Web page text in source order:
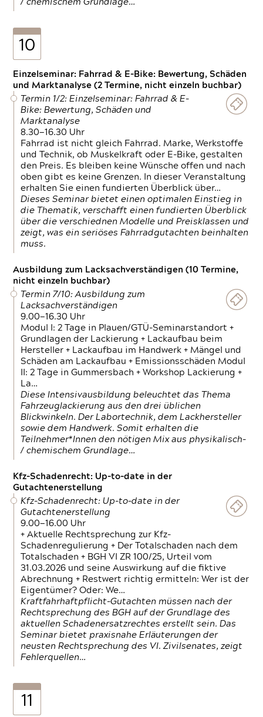
/ chemischem Grundlage…
10
Einzelseminar: Fahrrad & E-Bike: Bewertung, Schäden
und Marktanalyse (2 Termine, nicht einzeln buchbar)
Termin 1/2: Einzelseminar: Fahrrad & E-
Bike: Bewertung, Schäden und
Marktanalyse
8.30—16.30 Uhr
Fahrrad ist nicht gleich Fahrrad. Marke, Werkstoffe
und Technik, ob Muskelkraft oder E-Bike, gestalten
den Preis. Es bleiben keine Wünsche offen und nach
oben gibt es keine Grenzen. In dieser Veranstaltung
erhalten Sie einen fundierten Überblick über…
Dieses Seminar bietet einen optimalen Einstieg in
die Thematik, verschafft einen fundierten Überblick
über die verschiednen Modelle und Preisklassen und
zeigt, was ein seriöses Fahrradgutachten beinhalten
muss.
Ausbildung zum Lacksachverständigen (10 Termine,
nicht einzeln buchbar)
Termin 7/10: Ausbildung zum
Lacksachverständigen
9.00—16.30 Uhr
Modul I: 2 Tage in Plauen/GTÜ-Seminarstandort +
Grundlagen der Lackierung + Lackaufbau beim
Hersteller + Lackaufbau im Handwerk + Mängel und
Schäden am Lackaufbau + Emissionsschäden Modul
II: 2 Tage in Gummersbach + Workshop Lackierung +
La…
Diese Intensivausbildung beleuchtet das Thema
Fahrzeuglackierung aus den drei üblichen
Blickwinkeln. Der Labortechnik, dem Lackhersteller
sowie dem Handwerk. Somit erhalten die
Teilnehmer*Innen den nötigen Mix aus physikalisch-
/ chemischem Grundlage…
Kfz-Schadenrecht: Up-to-date in der
Gutachtenerstellung
Kfz-Schadenrecht: Up-to-date in der
Gutachtenerstellung
9.00—16.00 Uhr
+ Aktuelle Rechtsprechung zur Kfz-
Schadenregulierung + Der Totalschaden nach dem
Totalschaden + BGH VI ZR 100/25, Urteil vom
31.03.2026 und seine Auswirkung auf die fiktive
Abrechnung + Restwert richtig ermitteln: Wer ist der
Eigentümer? Oder: We…
Kraftfahrhaftpflicht-Gutachten müssen nach der
Rechtsprechung des BGH auf der Grundlage des
aktuellen Schadenersatzrechtes erstellt sein. Das
Seminar bietet praxisnahe Erläuterungen der
neusten Rechtsprechung des VI. Zivilsenates, zeigt
Fehlerquellen…
11